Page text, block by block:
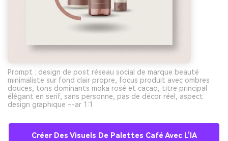
Prompt : design de post réseau social de marque beauté
minimaliste sur fond clair propre, focus produit avec ombres
douces, tons dominants moka rosé et cacao, titre principal
élégant en serif, sans personne, pas de décor réel, aspect
design graphique --ar 1:1
Créer Des Visuels De Palettes Café Avec L’IA